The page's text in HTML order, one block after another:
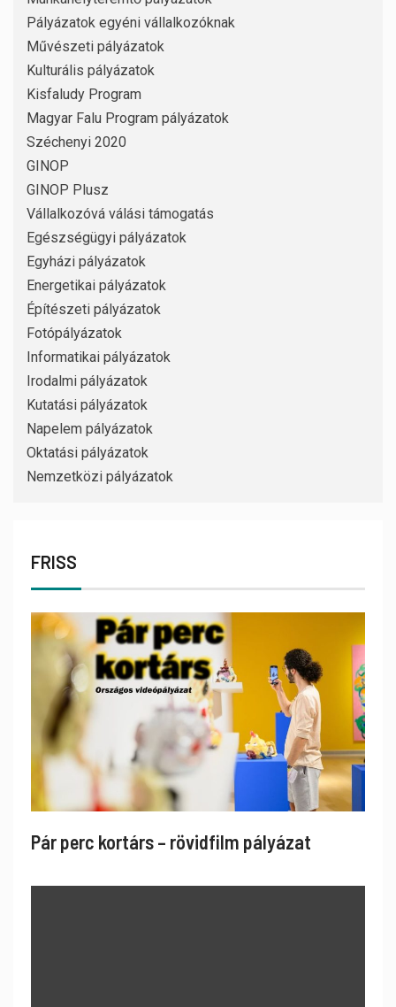
Pályázatok egyéni vállalkozóknak
Művészeti pályázatok
Kulturális pályázatok
Kisfaludy Program
Magyar Falu Program pályázatok
Széchenyi 2020
GINOP
GINOP Plusz
Vállalkozóvá válási támogatás
Egészségügyi pályázatok
Egyházi pályázatok
Energetikai pályázatok
Építészeti pályázatok
Fotópályázatok
Informatikai pályázatok
Irodalmi pályázatok
Kutatási pályázatok
Napelem pályázatok
Oktatási pályázatok
Nemzetközi pályázatok
FRISS
Pár perc kortárs – rövidfilm pályázat